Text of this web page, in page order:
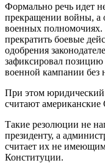
Формально речь идет
прекращении войны, а
военных полномочиях.
прекратить боевые
одобрения
зафиксировал
военной кампании без
При этом юридический
считают
Такие резолюции не
президенту, а
считает их не
Конституции.